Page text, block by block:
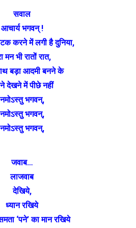
सवाल
आचार्य भगवन् !
करने में लगी है दुनिया,
मन भी रातों रात,
बड़ा आदमी बनने के
देखने में पीछे नहीं
नमोऽस्तु भगवन्,
नमोऽस्तु भगवन्,
नमोऽस्तु भगवन्,
जवाब…
लाजवाब
देखिये,
ध्यान रखिये
‘पने’ का मान रखिये